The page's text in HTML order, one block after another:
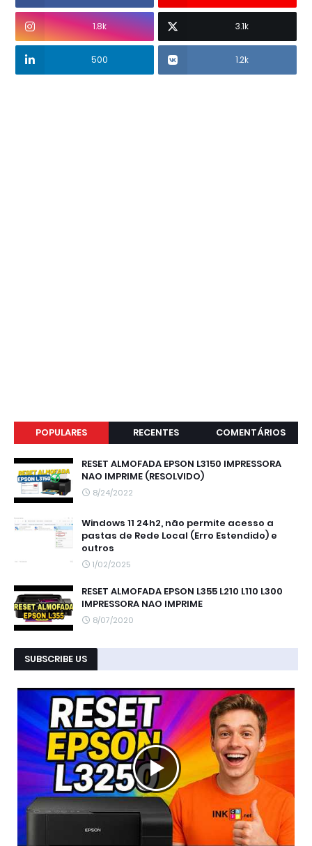
1.8k 3.1k
500 1.2k
POPULARES RECENTES COMENTÁRIOS
RESET ALMOFADA EPSON L3150 IMPRESSORA
NAO IMPRIME (RESOLVIDO)
8/24/2022
Windows 11 24h2, não permite acesso a
pastas de Rede Local (Erro Estendido) e
outros
1/02/2025
RESET ALMOFADA EPSON L355 L210 L110 L300
IMPRESSORA NAO IMPRIME
8/07/2020
SUBSCRIBE US